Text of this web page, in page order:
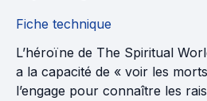
Fiche technique
L’héroïne de The Spiritual
a la capacité de « voir les
l’engage pour connaître les